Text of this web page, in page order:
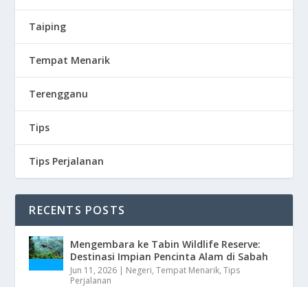
Taiping
Tempat Menarik
Terengganu
Tips
Tips Perjalanan
RECENTS POSTS
Mengembara ke Tabin Wildlife Reserve:
Destinasi Impian Pencinta Alam di Sabah
Jun 11, 2026 | Negeri,Tempat Menarik,Tips
Perjalanan